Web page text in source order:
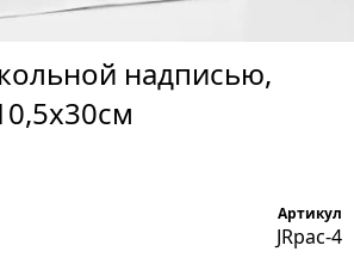
надписью,
Артикул
JRpac-4